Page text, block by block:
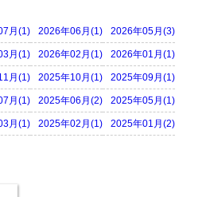
月(1) 2026年06月(1) 2026年05月(3)
月(1) 2026年02月(1) 2026年01月(1)
月(1) 2025年10月(1) 2025年09月(1)
月(1) 2025年06月(2) 2025年05月(1)
月(1) 2025年02月(1) 2025年01月(2)